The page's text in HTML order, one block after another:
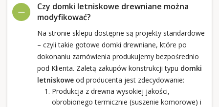
Czy domki letniskowe drewniane można
modyfikować?
Na stronie sklepu dostępne są projekty standardowe
– czyli takie gotowe domki drewniane, które po
dokonaniu zamówienia produkujemy bezpośrednio
pod Klienta. Zaletą zakupów konstrukcji typu domki
letniskoweod producenta jest zdecydowanie:
Produkcja z drewna wysokiej jakości,
obrobionego termicznie (suszenie komorowe) i